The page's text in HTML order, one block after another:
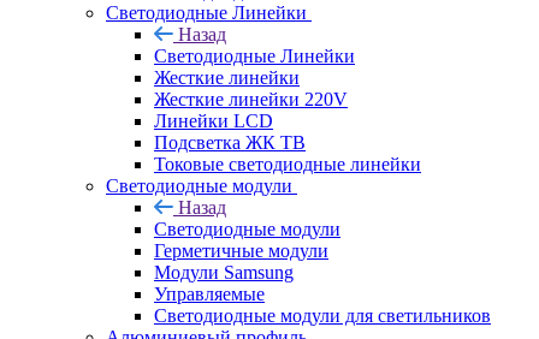
Светодиодные Линейки
Назад
Светодиодные Линейки
Жесткие линейки
Жесткие линейки 220V
Линейки LCD
Подсветка ЖК ТВ
Токовые светодиодные линейки
Светодиодные модули
Назад
Светодиодные модули
Герметичные модули
Модули Samsung
Управляемые
Светодиодные модули для светильников